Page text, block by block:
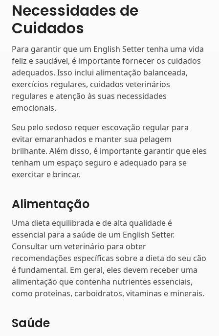
Necessidades de
Cuidados
Para garantir que um English Setter tenha uma vida
feliz e saudável, é importante fornecer os cuidados
adequados. Isso inclui alimentação balanceada,
exercícios regulares, cuidados veterinários
regulares e atenção às suas necessidades
emocionais.
Seu pelo sedoso requer escovação regular para
evitar emaranhados e manter sua pelagem
brilhante. Além disso, é importante garantir que eles
tenham um espaço seguro e adequado para se
exercitar e brincar.
Alimentação
Uma dieta equilibrada e de alta qualidade é
essencial para a saúde de um English Setter.
Consultar um veterinário para obter
recomendações específicas sobre a dieta do seu cão
é fundamental. Em geral, eles devem receber uma
alimentação que contenha nutrientes essenciais,
como proteínas, carboidratos, vitaminas e minerais.
Saúde